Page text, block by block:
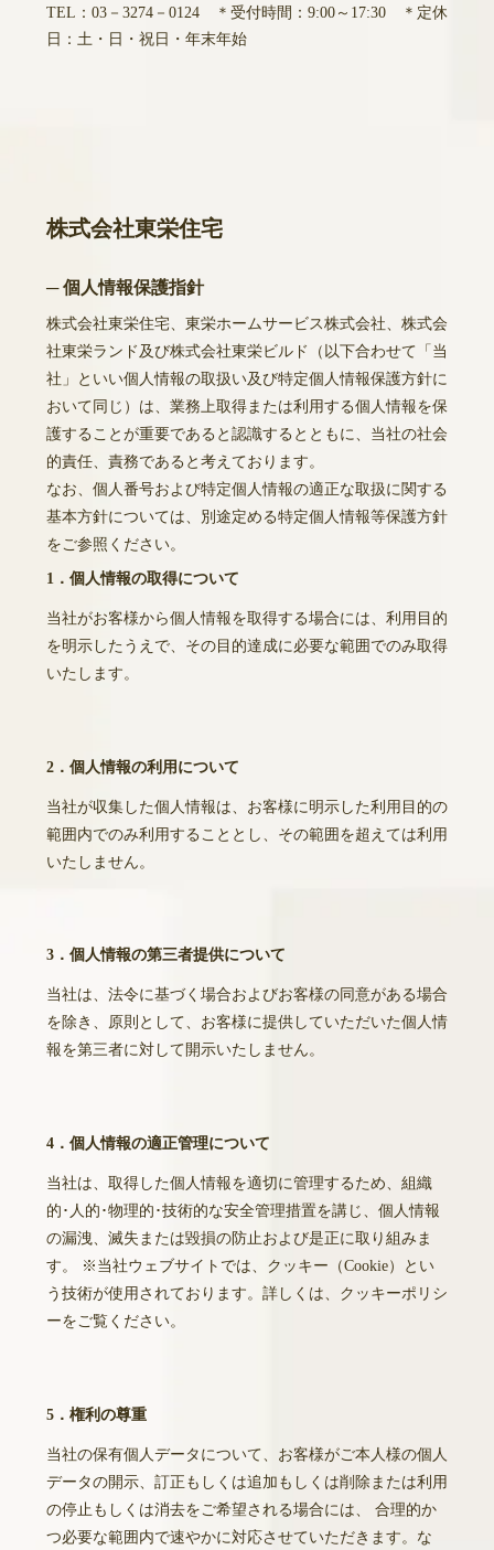
TEL：03－3274－0124 ＊受付時間：9:00～17:30 ＊定休
日：土・日・祝日・年末年始
株式会社東栄住宅
─ 個人情報保護指針
株式会社東栄住宅、東栄ホームサービス株式会社、株式会
社東栄ランド及び株式会社東栄ビルド（以下合わせて「当
社」といい個人情報の取扱い及び特定個人情報保護方針に
おいて同じ）は、業務上取得または利用する個人情報を保
護することが重要であると認識するとともに、当社の社会
的責任、責務であると考えております。
なお、個人番号および特定個人情報の適正な取扱に関する
基本方針については、別途定める特定個人情報等保護方針
をご参照ください。
1．個人情報の取得について
当社がお客様から個人情報を取得する場合には、利用目的
を明示したうえで、その目的達成に必要な範囲でのみ取得
いたします。
2．個人情報の利用について
当社が収集した個人情報は、お客様に明示した利用目的の
範囲内でのみ利用することとし、その範囲を超えては利用
いたしません。
3．個人情報の第三者提供について
当社は、法令に基づく場合およびお客様の同意がある場合
を除き、原則として、お客様に提供していただいた個人情
報を第三者に対して開示いたしません。
4．個人情報の適正管理について
当社は、取得した個人情報を適切に管理するため、組織
的･人的･物理的･技術的な安全管理措置を講じ、個人情報
の漏洩、滅失または毀損の防止および是正に取り組みま
す。 ※当社ウェブサイトでは、クッキー（Cookie）とい
う技術が使用されております。詳しくは、クッキーポリシ
ーをご覧ください。
5．権利の尊重
当社の保有個人データについて、お客様がご本人様の個人
データの開示、訂正もしくは追加もしくは削除または利用
の停止もしくは消去をご希望される場合には、 合理的か
つ必要な範囲内で速やかに対応させていただきます。な